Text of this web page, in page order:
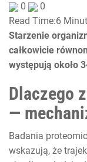
0
0
Read Time:6
Starzenie
całkowicie
występują około
Dlaczego
—
Badania
wskazują, że